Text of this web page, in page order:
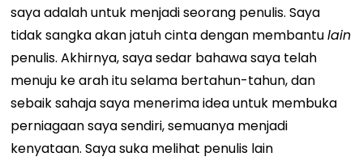
saya adalah untuk menjadi seorang penulis. Saya
tidak sangka akan jatuh cinta dengan membantulain
penulis. Akhirnya, saya sedar bahawa saya telah
menuju ke arah itu selama bertahun-tahun, dan
sebaik sahaja saya menerima idea untuk membuka
perniagaan saya sendiri, semuanya menjadi
kenyataan. Saya suka melihat penulis lain